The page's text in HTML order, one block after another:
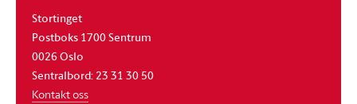
Stortinget
Postboks 1700 Sentrum
0026 Oslo
Sentralbord: 23 31 30 50
Kontakt oss